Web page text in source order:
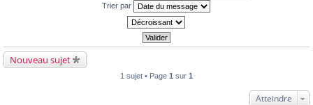
Trier par
Nouveau sujet
1 sujet • Page 1 sur 1
Atteindre